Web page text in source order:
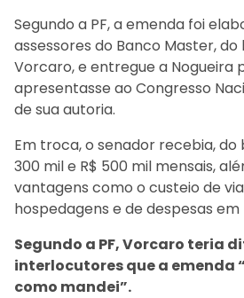
Segundo a PF, a emenda foi
assessores do Banco Master,
Vorcaro, e entregue a Nogueira
apresentasse ao Congresso
de sua autoria.
Em troca, o senador recebia, do
300 mil e R$ 500 mil mensais,
vantagens como o custeio de
hospedagens e de despesas
Segundo a PF, Vorcaro teria
interlocutores que a emenda
como mandei”.